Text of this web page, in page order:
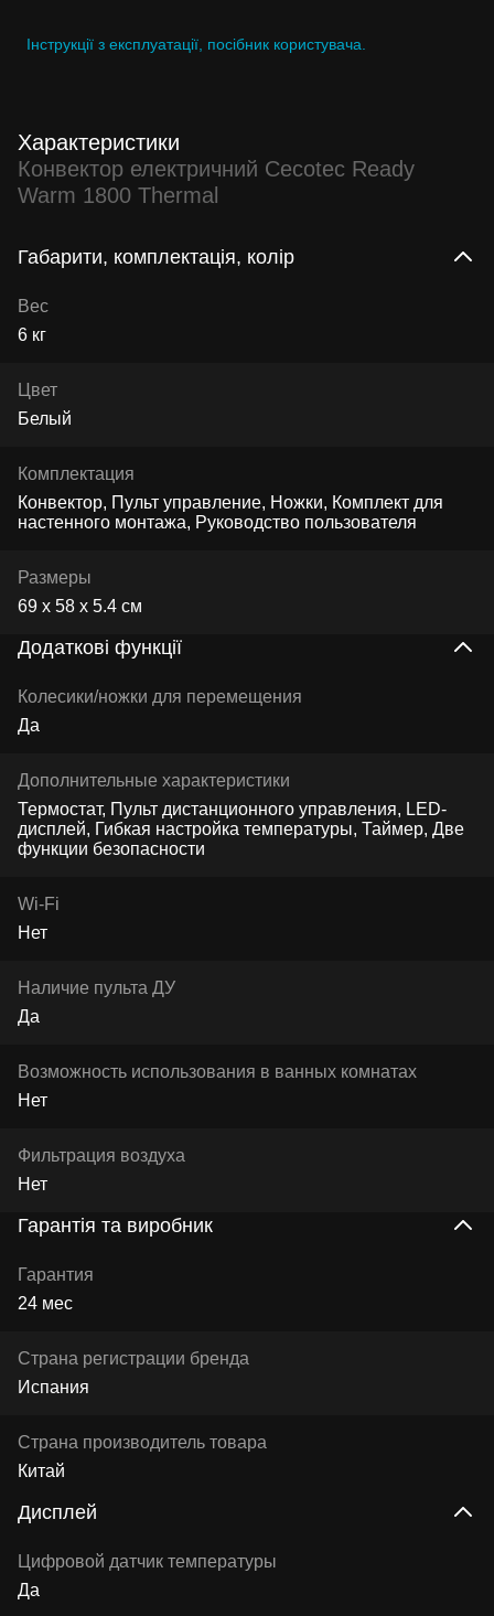
Інструкції з експлуатації, посібник користувача.
Характеристики
Конвектор електричний Cecotec Ready
Warm 1800 Thermal
Габарити, комплектація, колір
Вес
6 кг
Цвет
Белый
Комплектация
Конвектор, Пульт управление, Ножки, Комплект для
настенного монтажа, Руководство пользователя
Размеры
69 х 58 х 5.4 см
Додаткові функції
Колесики/ножки для перемещения
Да
Дополнительные характеристики
Термостат, Пульт дистанционного управления, LED-
дисплей, Гибкая настройка температуры, Таймер, Две
функции безопасности
Wi-Fi
Нет
Наличие пульта ДУ
Да
Возможность использования в ванных комнатах
Нет
Фильтрация воздуха
Нет
Гарантія та виробник
Гарантия
24 мес
Страна регистрации бренда
Испания
Страна производитель товара
Китай
Дисплей
Цифровой датчик температуры
Да